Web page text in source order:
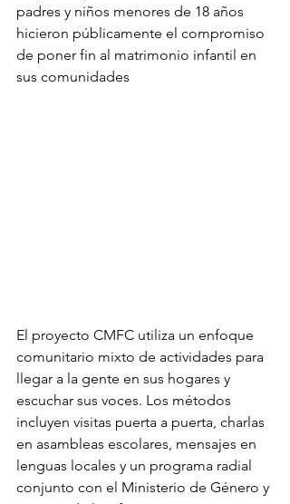
padres y niños menores de 18 años
hicieron públicamente el compromiso
de poner fin al matrimonio infantil en
sus comunidades
El proyecto CMFC utiliza un enfoque
comunitario mixto de actividades para
llegar a la gente en sus hogares y
escuchar sus voces. Los métodos
incluyen visitas puerta a puerta, charlas
en asambleas escolares, mensajes en
lenguas locales y un programa radial
conjunto con el Ministerio de Género y